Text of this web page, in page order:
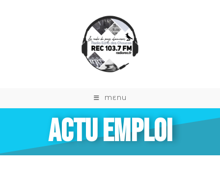
MENU
ACTU EMPLOI